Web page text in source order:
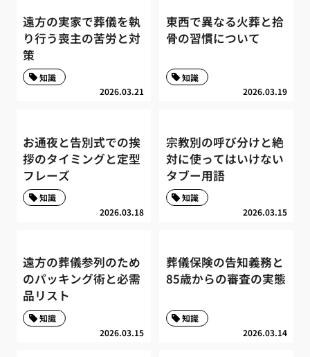
遠方の実家で葬儀を執
り行う喪主の苦労と対
策
2026.03.21
知識
東西で異なる火葬と拾
骨の習慣について
2026.03.19
知識
お通夜と告別式での挨
拶のタイミングと定型
フレーズ
2026.03.18
知識
宗教別の呼び分けと絶
対に使ってはいけない
タブー用語
2026.03.15
知識
遠方の葬儀参列のため
のパッキング術と必需
品リスト
2026.03.15
知識
葬儀保険の告知義務と
85歳からの審査の実態
2026.03.14
知識